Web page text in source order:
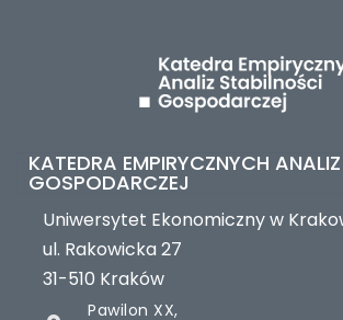
KATEDRA EMPIRYCZNYCH
GOSPODARCZEJ
Uniwersytet Ekonomiczny w
ul. Rakowicka 27
31-510 Kraków
Pawilon XX,